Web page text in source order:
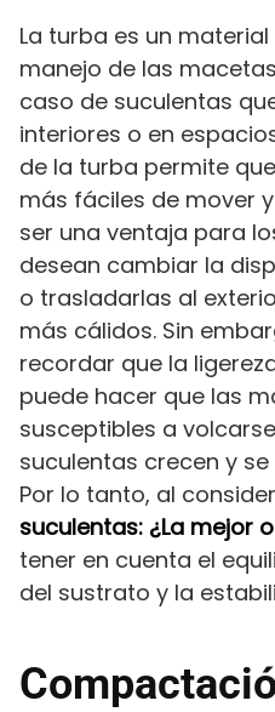
La turba es un
manejo de las
caso de suculentas
interiores o en
de la turba permite
más fáciles de mover
ser una ventaja para
desean cambiar la
o trasladarlas al
más cálidos. Sin
recordar que la
puede hacer que las
susceptibles a
suculentas crecen y
Por lo tanto, al
suculentas: ¿La mejor
tener en cuenta el
del sustrato y la